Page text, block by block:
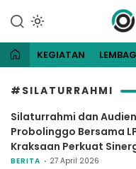
konten
Website
Kraksaan
KEGIATAN
#SILATURRAHMI
Silaturrahmi dan
Probolinggo Bersama
Kraksaan Perkuat
Unggul
BERITA 27 April 2026